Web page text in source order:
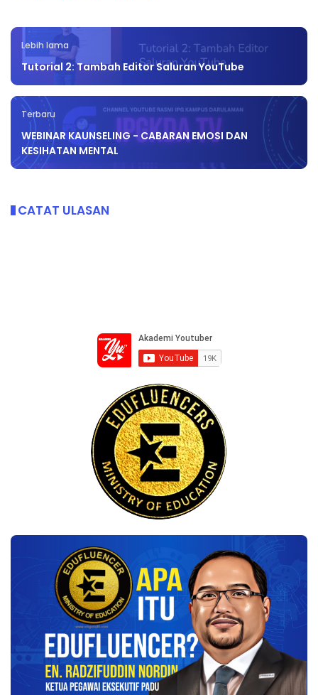
Lebih lama
Tutorial 2: Tambah Editor Saluran YouTube
Terbaru
WEBINAR KAUNSELING - CABARAN EMOSI DAN
KESIHATAN MENTAL
CATAT ULASAN